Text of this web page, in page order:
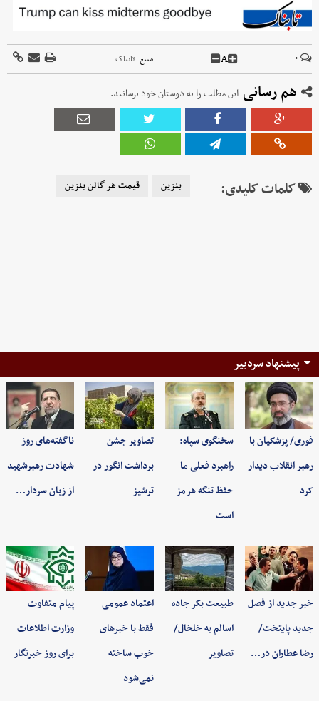
۰ A منبع :تابناک
هم رسانی این مطلب را به دوستان خود برسانید.
کلمات کلیدی: بنزین قیمت هر گالن بنزین
پیشنهاد سردبیر
فوری/ پزشکیان با
رهبر انقلاب دیدار
کرد
سخنگوی سپاه:
راهبرد فعلی ما
حفظ تنگه هرمز
است
تصاویر جشن
برداشت انگور در
ترشیز
ناگفته‌های روز
شهادت رهبرشهید
از زبان سردار…
خبر جدید از فصل
جدید پایتخت/
رضا عطاران در…
طبیعت بکر جاده
اسالم به خلخال/
تصاویر
اعتماد عمومی
فقط با خبرهای
خوب ساخته
نمی‌شود
پیام متفاوت
وزارت اطلاعات
برای روز خبرنگار